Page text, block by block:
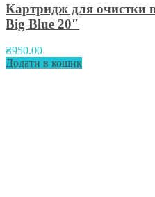
Картридж для очистки
Big Blue 20″
₴950.00
Додати в кошик